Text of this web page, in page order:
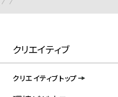
クリエイティブ
クリエイティブトップ